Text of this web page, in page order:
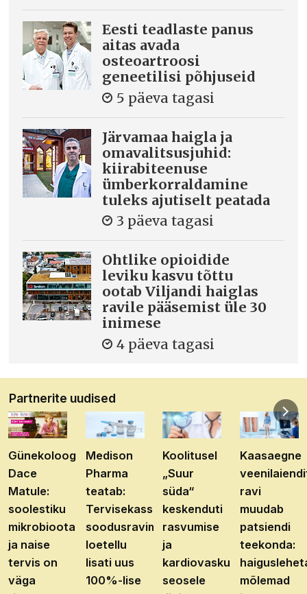
Eesti teadlaste panus
aitas avada
osteoartroosi
geneetilisi põhjuseid
5 päeva tagasi
Järvamaa haigla ja
omavalitsusjuhid:
kiirabiteenuse
ümberkorraldamine
tuleks ajutiselt peatada
3 päeva tagasi
Ohtlike opioidide
leviku kasvu tõttu
ootab Viljandi haiglas
ravile pääsemist üle 30
inimese
4 päeva tagasi
Partnerite uudised
Günekoloog
Dace
Matule:
soolestiku
mikrobioota
ja naise
tervis on
väga
Medison
Pharma
teatab:
Tervisekassa
soodusravimite
loetellu
lisati uus
100%-lise
Koolitusel
„Suur
süda“
keskenduti
rasvumise
ja
kardiovaskulaarhaiguste
seosele
Kaasaegne
ravi
muudab
patsiendi
teekonda:
mõlemad